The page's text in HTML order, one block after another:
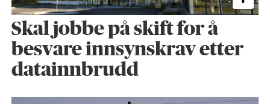
Skal jobbe på skift for å
besvare innsynskrav etter
datainnbrudd